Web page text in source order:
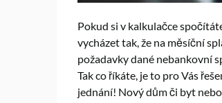
Pokud si v kalkulačce
vycházet tak, že na měsíční
požadavky dané nebankovní
Tak co říkáte, je to pro Vás
jednání! Nový dům či byt